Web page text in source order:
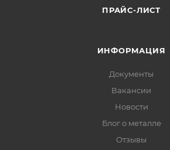
ПРАЙС-ЛИСТ
ИНФОРМАЦИЯ
Документы
Вакансии
Новости
Блог о металле
Отзывы